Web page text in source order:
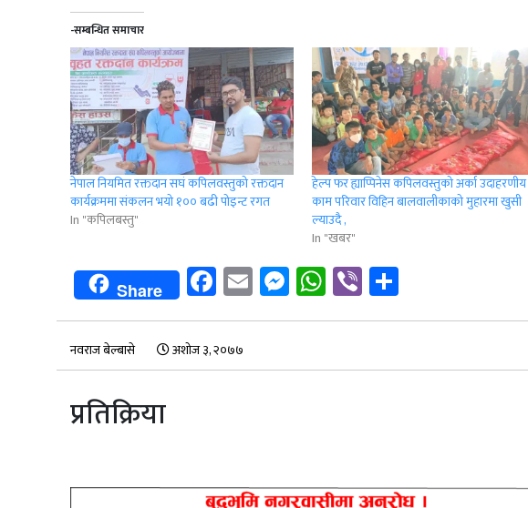
-सम्बन्धित समाचार
नेपाल नियमित रक्तदान सघं कपिलवस्तुको रक्तदान
कार्यक्रममा संकलन भयो १०० बढी पोइन्ट रगत
In "कपिलबस्तु"
हेल्प फर ह्याप्पिनेस कपिलवस्तुको अर्का उदाहरणीय
काम परिवार विहिन बालवालीकाको मुहारमा खुसी
ल्याउदै ,
In "खबर"
Share Facebook
EmailMessenger
WhatsApp
Viber
नवराज बेल्बासे अशोज ३, २०७७
प्रतिक्रिया